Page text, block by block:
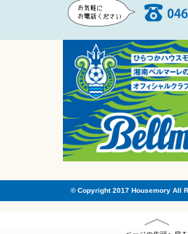
© Copyright 2017 Housemory All